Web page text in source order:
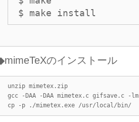
$ make install
のインストール
unzip mimetex.zip
gcc -DAA -DAA mimetex.c gifsave.c -
cp -p ./mimetex.exe /usr/local/bin/